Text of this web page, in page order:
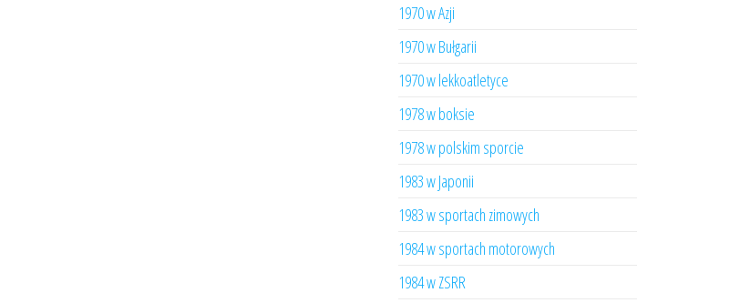
1970 w Azji
1970 w Bułgarii
1970 w lekkoatletyce
1978 w boksie
1978 w polskim sporcie
1983 w Japonii
1983 w sportach zimowych
1984 w sportach motorowych
1984 w ZSRR